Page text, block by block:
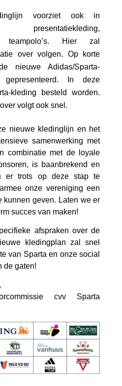
voorziet ook in
presentatiekleding,
teampolo’s. Hier zal
over volgen. Op korte
nieuwe Adidas/Sparta-
gepresenteerd. In deze
kleding besteld worden.
volgt ook snel.
nieuwe kledinglijn en het
samenwerking met
combinatie met de loyale
is baanbrekend en
er trots op deze stap te
onze vereniging een
kunnen geven. Laten we er
succes van maken!
afspraken over de
kledingplan zal snel
van Sparta en onze social
de gaten!
cvv Sparta